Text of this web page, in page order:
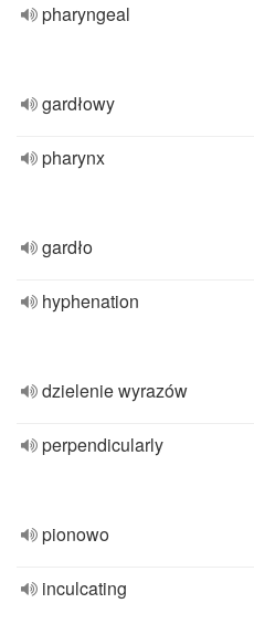
pharyngeal
gardłowy
pharynx
gardło
hyphenation
dzielenie wyrazów
perpendicularly
pionowo
inculcating